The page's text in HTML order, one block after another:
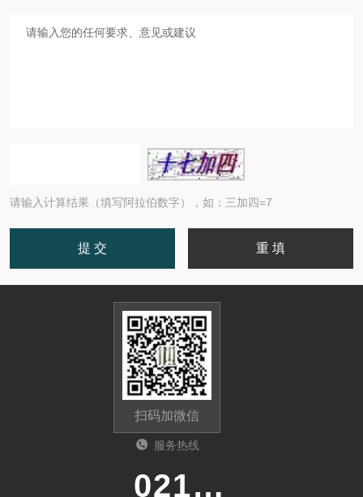
请输入计算结果（填写阿拉伯数字），如：三加四=7
扫码加微信
服务热线
021-20243010